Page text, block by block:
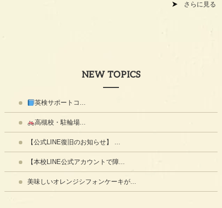
さらに見る
NEW TOPICS
英検サポートコ...
高槻校・駐輪場...
【公式LINE復旧のお知らせ】 ...
【本校LINE公式アカウントで障...
美味しいオレンジシフォンケーキが...